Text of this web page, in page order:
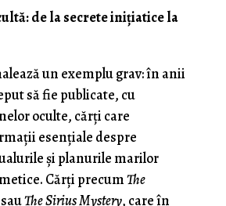
de la secrete inițiatice la
un exemplu grav: în anii
să fie publicate, cu
oculte, cărți care
esențiale despre
și planurile marilor
Cărți precumThe
The Sirius Mystery, care în